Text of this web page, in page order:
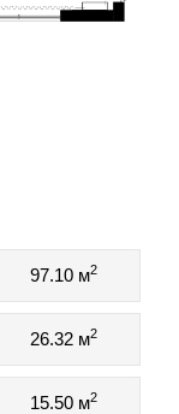
97.10 м2
26.32 м2
15.50 м2